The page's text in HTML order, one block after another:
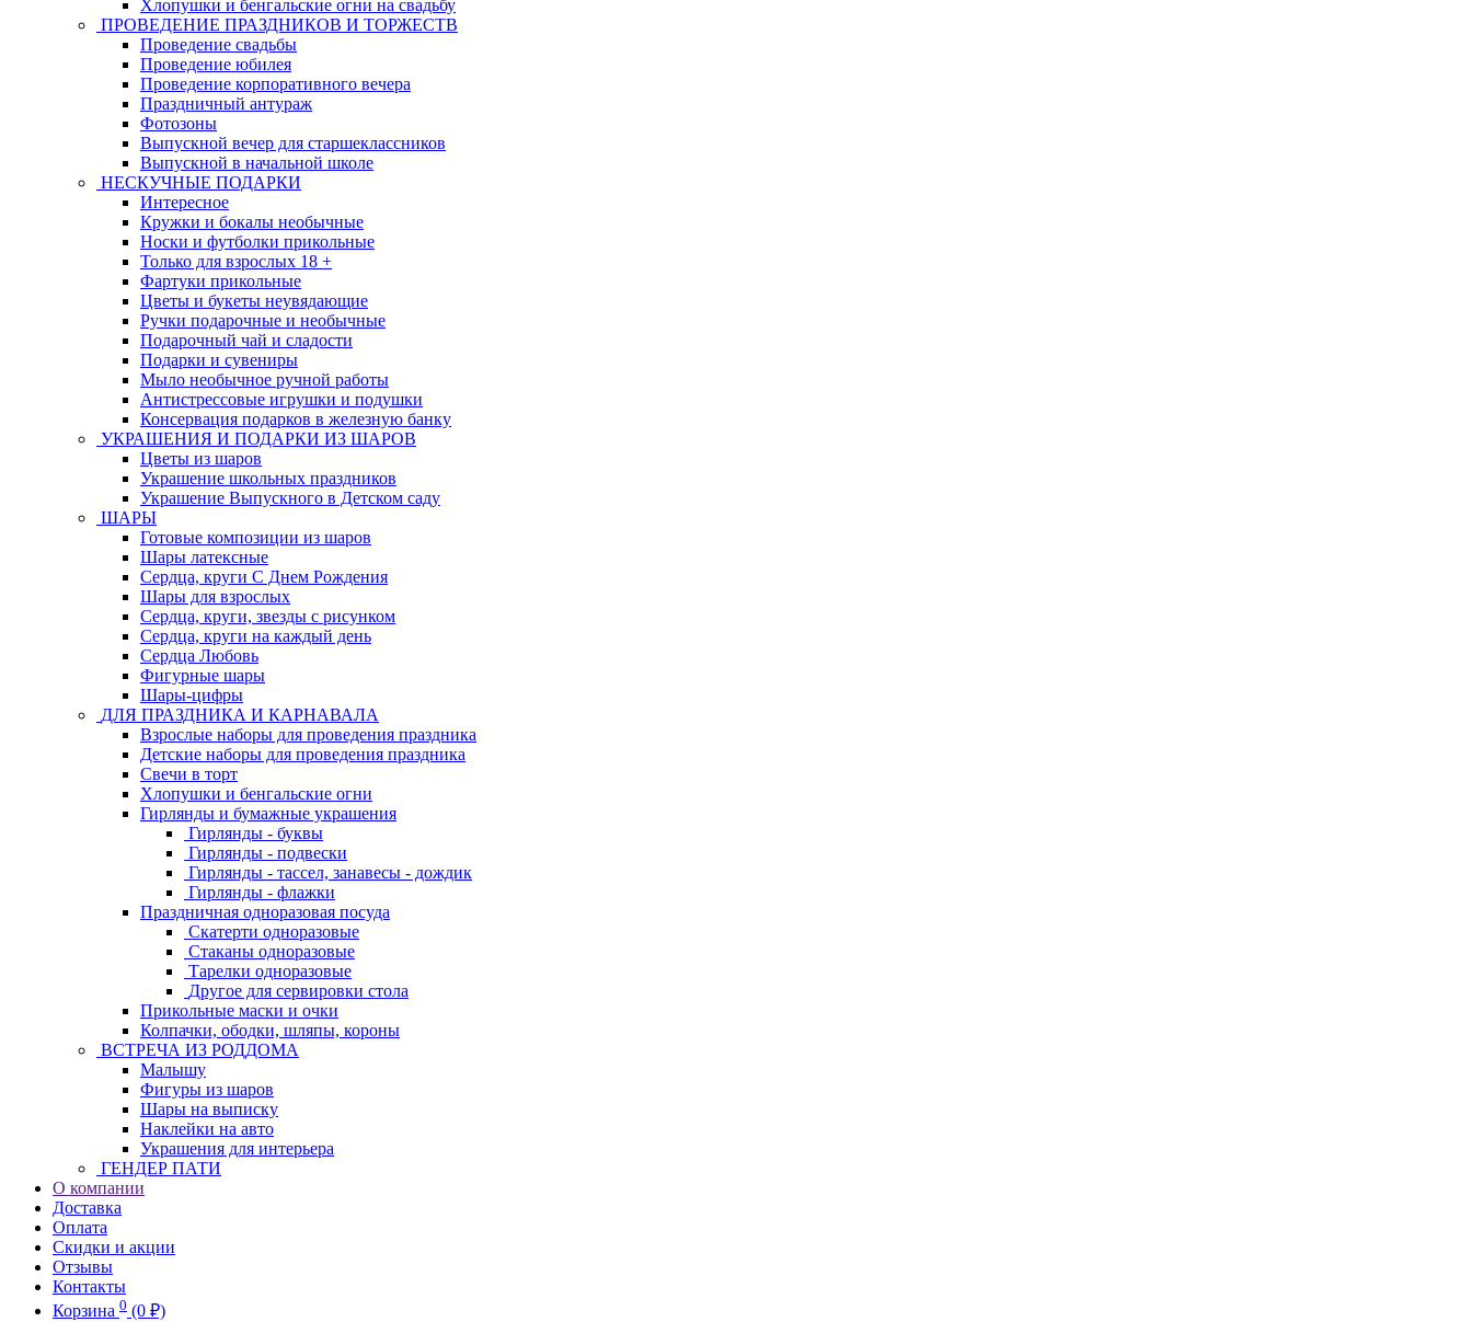
Хлопушки и бенгальские огни на свадьбу
ПРОВЕДЕНИЕ ПРАЗДНИКОВ И ТОРЖЕСТВ
Проведение свадьбы
Проведение юбилея
Проведение корпоративного вечера
Праздничный антураж
Фотозоны
Выпускной вечер для старшеклассников
Выпускной в начальной школе
НЕСКУЧНЫЕ ПОДАРКИ
Интересное
Кружки и бокалы необычные
Носки и футболки прикольные
Только для взрослых 18 +
Фартуки прикольные
Цветы и букеты неувядающие
Ручки подарочные и необычные
Подарочный чай и сладости
Подарки и сувениры
Мыло необычное ручной работы
Антистрессовые игрушки и подушки
Консервация подарков в железную банку
УКРАШЕНИЯ И ПОДАРКИ ИЗ ШАРОВ
Цветы из шаров
Украшение школьных праздников
Украшение Выпускного в Детском саду
ШАРЫ
Готовые композиции из шаров
Шары латексные
Сердца, круги С Днем Рождения
Шары для взрослых
Сердца, круги, звезды с рисунком
Сердца, круги на каждый день
Сердца Любовь
Фигурные шары
Шары-цифры
ДЛЯ ПРАЗДНИКА И КАРНАВАЛА
Взрослые наборы для проведения праздника
Детские наборы для проведения праздника
Свечи в торт
Хлопушки и бенгальские огни
Гирлянды и бумажные украшения
Гирлянды - буквы
Гирлянды - подвески
Гирлянды - тассел, занавесы - дождик
Гирлянды - флажки
Праздничная одноразовая посуда
Скатерти одноразовые
Стаканы одноразовые
Тарелки одноразовые
Другое для сервировки стола
Прикольные маски и очки
Колпачки, ободки, шляпы, короны
ВСТРЕЧА ИЗ РОДДОМА
Малышу
Фигуры из шаров
Шары на выписку
Наклейки на авто
Украшения для интерьера
ГЕНДЕР ПАТИ
О компании
Доставка
Оплата
Скидки и акции
Отзывы
Контакты
Корзина 0 (0 ₽)